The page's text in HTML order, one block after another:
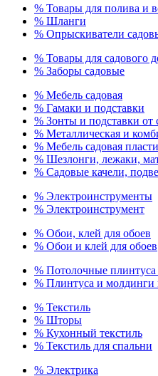
% Товары для полива и
% Шланги
% Опрыскиватели
% Товары для садового
% Заборы садовые
% Мебель садовая
% Гамаки и подставки
% Зонты и подставки от
% Металлическая и
% Мебель садовая
% Шезлонги, лежаки,
% Садовые качели,
% Электроинструменты
% Электроинструмент
% Обои, клей для обоев
% Обои и клей для обоев
% Потолочные
% Плинтуса и молдинги
% Текстиль
% Шторы
% Кухонный текстиль
% Текстиль для спальни
% Электрика